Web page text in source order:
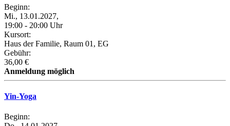
Beginn:
Mi., 13.01.2027,
19:00 - 20:00 Uhr
Kursort:
Haus der Familie, Raum 01, EG
Gebühr:
36,00 €
Anmeldung möglich
Yin-Yoga
Beginn: